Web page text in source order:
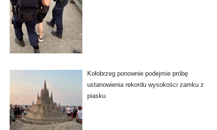
Kołobrzeg ponownie podejmie próbę
ustanowienia rekordu wysokości zamku z
piasku